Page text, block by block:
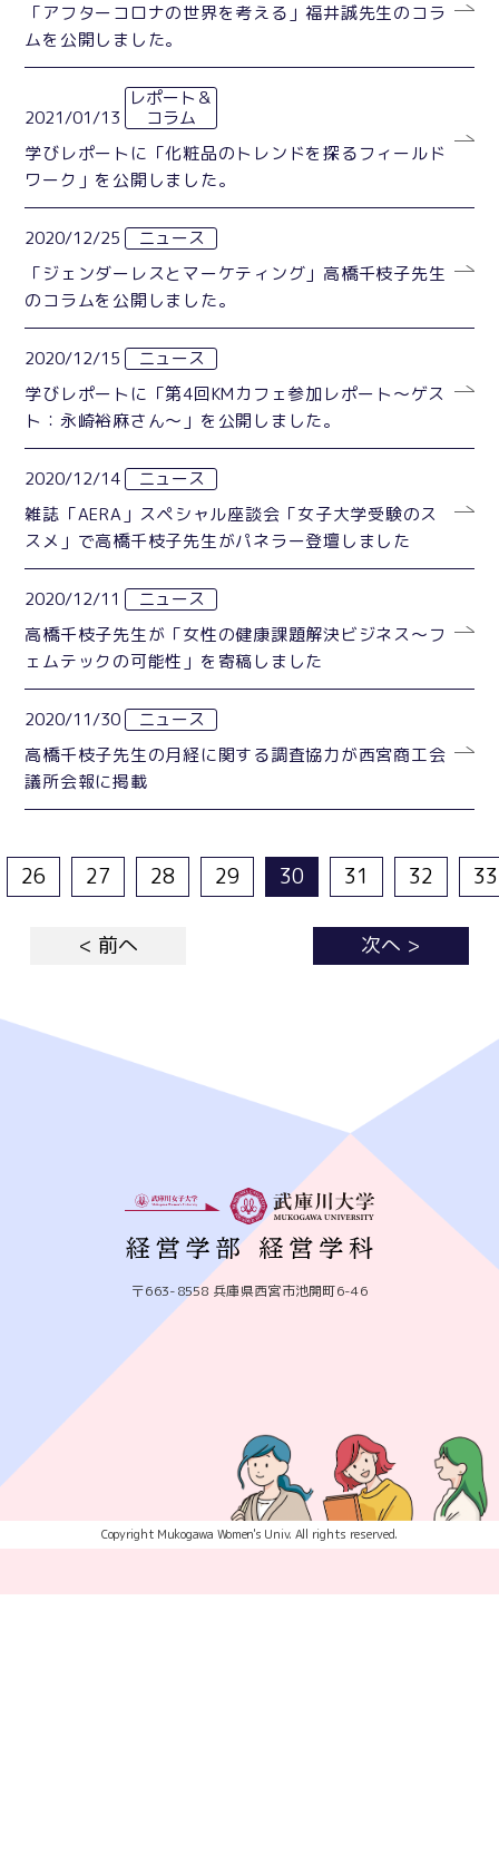
「アフターコロナの世界を考える」福井誠先生のコラ
ムを公開しました。
2021/01/13
レポート＆
コラム
学びレポートに「化粧品のトレンドを探るフィールド
ワーク」を公開しました。
2020/12/25
ニュース
「ジェンダーレスとマーケティング」高橋千枝子先生
のコラムを公開しました。
2020/12/15
ニュース
学びレポートに「第4回KMカフェ参加レポート〜ゲス
ト：永崎裕麻さん〜」を公開しました。
2020/12/14
ニュース
雑誌「AERA」スペシャル座談会「女子大学受験のス
スメ」で高橋千枝子先生がパネラー登壇しました
2020/12/11
ニュース
高橋千枝子先生が「女性の健康課題解決ビジネス～フ
ェムテックの可能性」を寄稿しました
2020/11/30
ニュース
高橋千枝子先生の月経に関する調査協力が西宮商工会
議所会報に掲載
< 前へ
26 27 28 29 30 31 32 33
次へ >
〒663-8558 兵庫県西宮市池開町6-46
Copyright Mukogawa Women's Univ. All rights reserved.